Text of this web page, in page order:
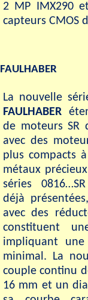
2 MP IMX290
capteurs CMOS
FAULHABER
La nouvelle
FAULHABER
de moteurs SR
avec des
plus compacts
métaux
séries
déjà
avec des
constituent
impliquant une
minimal. La
couple continu
16 mm et un